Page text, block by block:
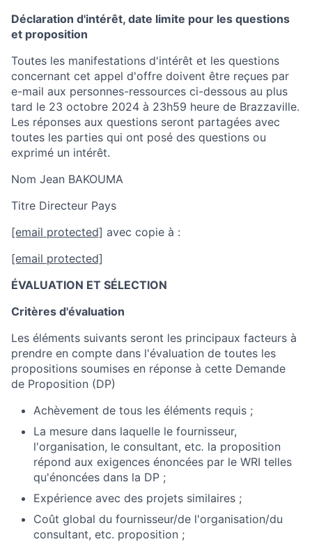
Déclaration d'intérêt, date limite pour les questions
et proposition
Toutes les manifestations d'intérêt et les questions
concernant cet appel d'offre doivent être reçues par
e-mail aux personnes-ressources ci-dessous au plus
tard le 23 octobre 2024 à 23h59 heure de Brazzaville.
Les réponses aux questions seront partagées avec
toutes les parties qui ont posé des questions ou
exprimé un intérêt.
Nom Jean BAKOUMA
Titre Directeur Pays
[email protected] avec copie à :
[email protected]
ÉVALUATION ET SÉLECTION
Critères d'évaluation
Les éléments suivants seront les principaux facteurs à
prendre en compte dans l'évaluation de toutes les
propositions soumises en réponse à cette Demande
de Proposition (DP)
Achèvement de tous les éléments requis ;
La mesure dans laquelle le fournisseur,
l'organisation, le consultant, etc. la proposition
répond aux exigences énoncées par le WRI telles
qu'énoncées dans la DP ;
Expérience avec des projets similaires ;
Coût global du fournisseur/de l'organisation/du
consultant, etc. proposition ;